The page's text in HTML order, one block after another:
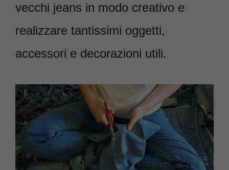
vecchi jeans in modo creativo e
realizzare tantissimi oggetti,
accessori e decorazioni utili.